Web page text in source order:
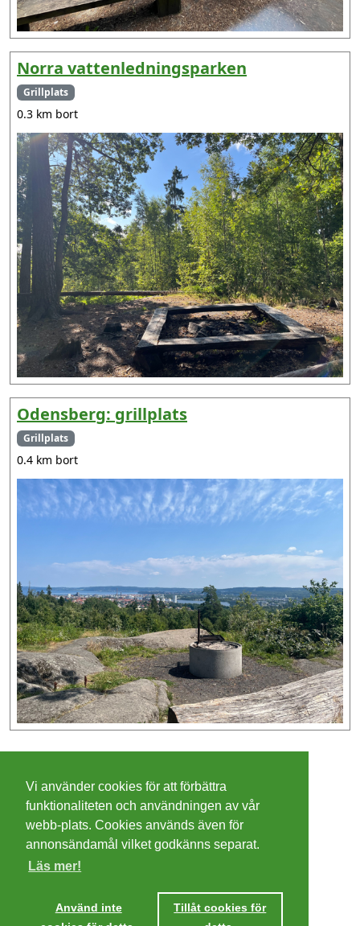
Norra vattenledningsparken
Grillplats
0.3 km bort
Odensberg: grillplats
Grillplats
0.4 km bort
Ta mig dit
Cookies
Integritetspolicy
Villkor
Vi använder cookies för att förbättra
funktionaliteten och användningen av vår
webb-plats. Cookies används även för
annonsändamål vilket godkänns separat.
Läs mer!
Använd inte
Tillåt cookies för